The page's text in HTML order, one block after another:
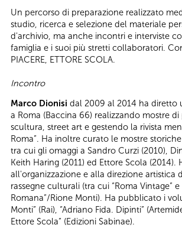
Un percorso di preparazione realizzato
studio, ricerca e selezione del materiale
d'archivio, ma anche incontri e interviste
famiglia e i suoi più stretti collaboratori.
PIACERE, ETTORE SCOLA.
Incontro
Marco Dionisi dal 2009 al 2014 ha diretto
a Roma (Baccina 66) realizzando mostre
scultura, street art e gestendo la rivista
Roma”. Ha inoltre curato le mostre
tra cui gli omaggi a Sandro Curzi (2010),
Keith Haring (2011) ed Ettore Scola (2014).
all'organizzazione e alla direzione artistica
rassegne culturali (tra cui “Roma Vintage”
Romana”/Rione Monti). Ha pubblicato i
Monti” (Rai), “Adriano Fida. Dipinti”
Ettore Scola” (Edizioni Sabinae).